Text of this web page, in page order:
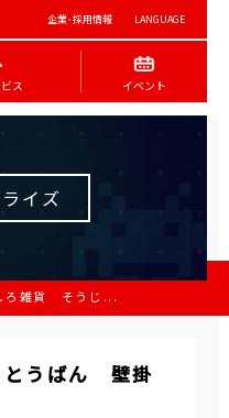
企業･採用情報 LANGUAGE
ス イベント
イズ
ろ雑貨 そうじ...
うばん 壁掛